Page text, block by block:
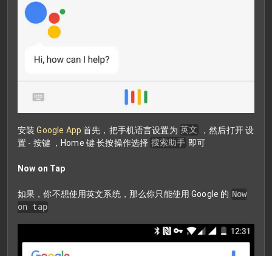
安装Google App 首先，把手机语言设置为 英文
，然后打开 设
置 - 按键 ，Home 键 长按操作选择 搜索助手 即可
Now on Tap
如果，你不想使用英文系统，那么你只能使用 Google 的 Now
on tap